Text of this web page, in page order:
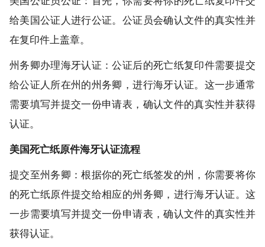
给美国公证人进行公证。公证员会确认文件的真实性并
在复印件上盖章。
州务卿办理海牙认证：公证后的死亡纸复印件需要提交
给公证人所在州的州务卿，进行海牙认证。这一步通常
需要填写并提交一份申请表，确认文件的真实性并获得
认证。
美国死亡纸原件海牙认证流程
提交至州务卿：根据你的死亡纸签发的州，你需要将你
的死亡纸原件提交给相应的州务卿，进行海牙认证。这
一步需要填写并提交一份申请表，确认文件的真实性并
获得认证。